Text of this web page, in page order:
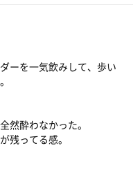
に行きにくくなる…！
フト🍦で癒されましたと
付けられて来ちゃいまし
邪魔します🙇
ス🌿)
ーを一気飲みして、歩い
然酔わなかった。
残ってる感。